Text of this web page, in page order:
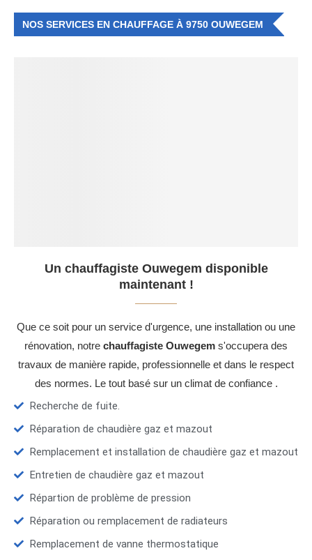
NOS SERVICES EN CHAUFFAGE À 9750 OUWEGEM
Un chauffagiste Ouwegem disponible
maintenant !
Que ce soit pour un service d'urgence, une installation ou une
rénovation, notre chauffagiste Ouwegem s'occupera des
travaux de manière rapide, professionnelle et dans le respect
des normes. Le tout basé sur un climat de confiance .
Recherche de fuite.
Réparation de chaudière gaz et mazout
Remplacement et installation de chaudière gaz et mazout
Entretien de chaudière gaz et mazout
Répartion de problème de pression
Réparation ou remplacement de radiateurs
Remplacement de vanne thermostatique